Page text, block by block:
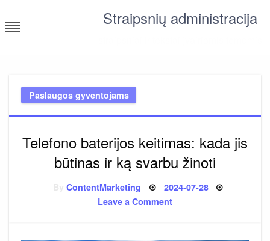
to
content
Straipsnių administracija
Paslaugos gyventojams
Telefono baterijos keitimas: kada jis
būtinas ir ką svarbu žinoti
ByContentMarketing Posted
2024-07-28
Leave a Commenton